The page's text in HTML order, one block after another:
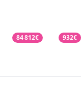
84 812€ 932€